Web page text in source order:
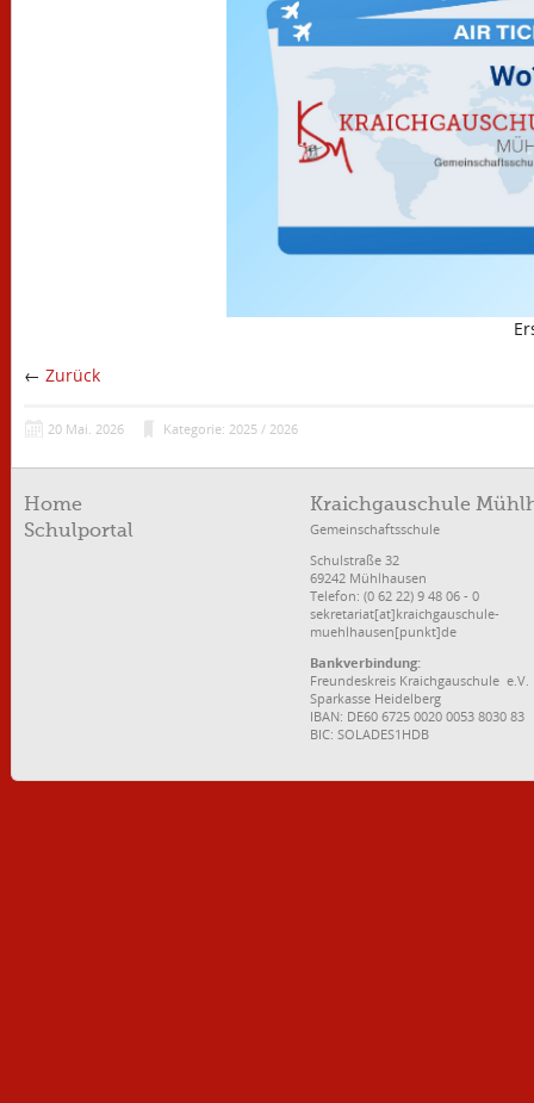
← Zurück
20 Mai. 2026 Kategorie: 2025 / 2026
Home
Schulportal
Kraichgauschule
Gemeinschaftsschule
Schulstraße 32
69242 Mühlhausen
Telefon: (0 62 22) 9 48 06 - 0
sekretariat[at]kraichgauschule-
muehlhausen[punkt]de
Bankverbindung:
Freundeskreis Kraichgauschule e.V.
Sparkasse Heidelberg
IBAN: DE60 6725 0020 0053 8030 83
BIC: SOLADES1HDB